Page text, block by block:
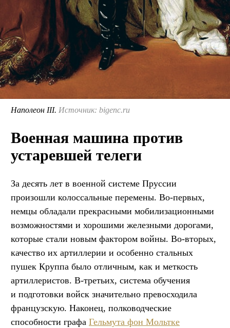
Наполеон III. Источник: bigenc.ru
Военная машина против
устаревшей телеги
За десять лет в военной системе Пруссии
произошли колоссальные перемены. Во-первых,
немцы обладали прекрасными мобилизационными
возможностями и хорошими железными дорогами,
которые стали новым фактором войны. Во-вторых,
качество их артиллерии и особенно стальных
пушек Круппа было отличным, как и меткость
артиллеристов. В-третьих, система обучения
и подготовки войск значительно превосходила
французскую. Наконец, полководческие
способности графа Гельмута фон Мольтке